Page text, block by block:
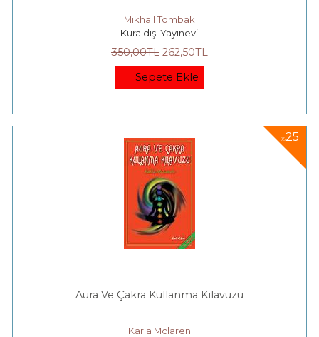
Mikhail Tombak
Kuraldışı Yayınevi
350,00TL 262,50TL
Sepete Ekle
%25
Aura Ve Çakra Kullanma Kılavuzu
Karla Mclaren